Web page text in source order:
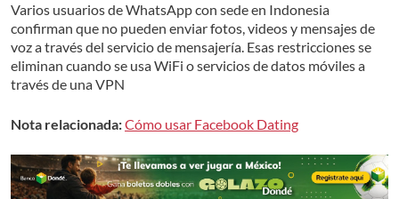
Varios usuarios de WhatsApp con sede en Indonesia
confirman que no pueden enviar fotos, videos y mensajes de
voz a través del servicio de mensajería. Esas restricciones se
eliminan cuando se usa WiFi o servicios de datos móviles a
través de una VPN
Nota relacionada:Cómo usar Facebook Dating